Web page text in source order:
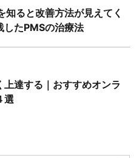
知ると改善方法が見えてく
したPMSの治療法
上達する｜おすすめオンラ
選